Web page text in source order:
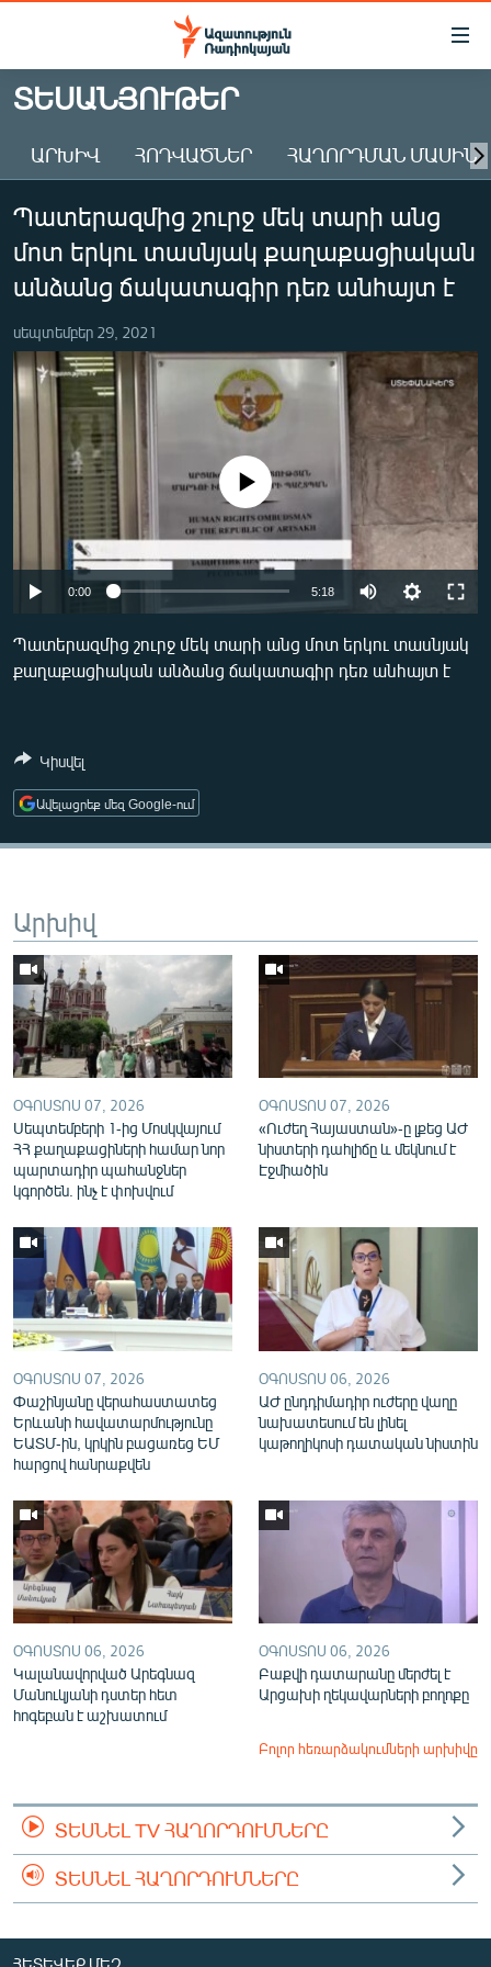
Մատչելիության
Անցնել
հիմնական
Անցնել
հիմնական
մենյուին
Որոնում
ԱԶԱՏՈՒԹՅՈՒՆ TV
ՀԱՅԱՍՏԱՆ
ԸՆՏՐՈՒԹՅՈՒՆՆԵՐ 2026
ԻՐԱՎՈՒՆՔ
ՏՆՏԵՍՈՒԹՅՈՒՆ
ՂԱՐԱԲԱՂ
ՊԱՏԵՐԱԶՄԻ 6 ՇԱԲԱԹՆԵՐԸ
ՏԱՐԱԾԱՇՐՋԱՆ
ՄԻՋԱԶԳԱՅԻՆ
ՄՇԱԿՈՒՅԹ
ՍՊՈՐՏ
ՏՏ ԵՒ ԻՆՏԵՐՆԵՏ
ԱՐԽԻՎ
ՏԵՍԱՆՅՈՒԹԵՐ
Հայերեն
English
Русский
ՀԵՏԵՎԵՔ ՄԵԶ
«Ազատության» բոլոր կայքերը
ՏԵՍԱՆՅՈՒԹԵՐ
ԱՐԽԻՎ ՀՈԴՎԱԾՆԵՐ ՀԱՂՈՐԴՄԱՆ ՄԱՍԻՆ
Պատերազմից շուրջ մեկ տարի անց
մոտ երկու տասնյակ քաղաքացիական
անձանց ճակատագիր դեռ անհայտ է
սեպտեմբեր 29, 2021
No media source currently available
0:00 5:18
Պատերազմից շուրջ մեկ տարի անց մոտ երկու տասնյակ
քաղաքացիական անձանց ճակատագիր դեռ անհայտ է
Կիսվել
Ավելացրեք մեզ Google-ում
Արխիվ
ՕԳՈՍՏՈՍ 07, 2026
Սեպտեմբերի 1-ից Մոսկվայում
ՀՀ քաղաքացիների համար նոր
պարտադիր պահանջներ
կգործեն. ինչ է փոխվում
ՕԳՈՍՏՈՍ 07, 2026
«Ուժեղ Հայաստան»-ը լքեց ԱԺ
նիստերի դահլիճը և մեկնում է
Էջմիածին
ՕԳՈՍՏՈՍ 07, 2026
Փաշինյանը վերահաստատեց
Երևանի հավատարմությունը
ԵԱՏՄ-ին, կրկին բացառեց ԵՄ
հարցով հանրաքվեն
ՕԳՈՍՏՈՍ 06, 2026
ԱԺ ընդդիմադիր ուժերը վաղը
նախատեսում են լինել
կաթողիկոսի դատական նիստին
ՕԳՈՍՏՈՍ 06, 2026
Կալանավորված Արեգնազ
Մանուկյանի դստեր հետ
հոգեբան է աշխատում
ՕԳՈՍՏՈՍ 06, 2026
Բաքվի դատարանը մերժել է
Արցախի ղեկավարների բողոքը
Բոլոր հեռարձակումների արխիվը
ՏԵՍՆԵԼ TV ՀԱՂՈՐԴՈՒՄՆԵՐԸ
ՏԵՍՆԵԼ ՀԱՂՈՐԴՈՒՄՆԵՐԸ
ՀԵՏԵՎԵՔ ՄԵԶ